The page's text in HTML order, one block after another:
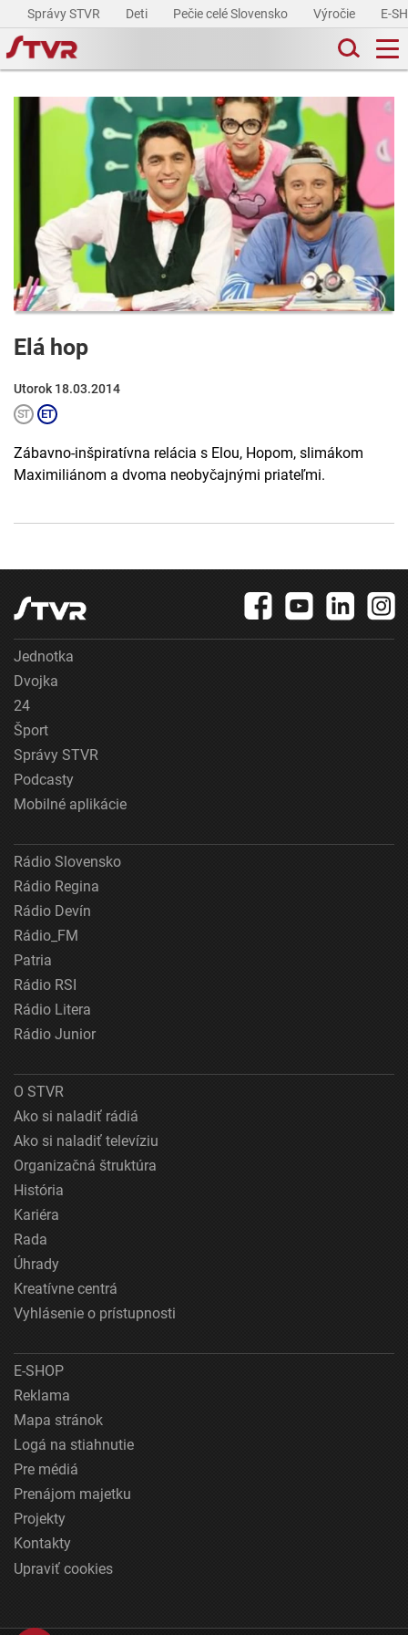
Správy STVR Deti Pečie celé Slovensko Výročie E-
Elá hop
Utorok 18.03.2014
Zábavno-inšpiratívna relácia s Elou, Hopom, slimákom
Maximiliánom a dvoma neobyčajnými priateľmi.
Jednotka
Dvojka
24
Šport
Správy STVR
Podcasty
Mobilné aplikácie
Rádio Slovensko
Rádio Regina
Rádio Devín
Rádio_FM
Patria
Rádio RSI
Rádio Litera
Rádio Junior
O STVR
Ako si naladiť rádiá
Ako si naladiť televíziu
Organizačná štruktúra
História
Kariéra
Rada
Úhrady
Kreatívne centrá
Vyhlásenie o prístupnosti
E-SHOP
Reklama
Mapa stránok
Logá na stiahnutie
Pre médiá
Prenájom majetku
Projekty
Kontakty
Upraviť cookies